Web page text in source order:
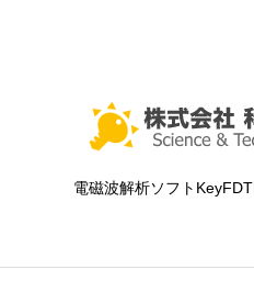
電磁波解析ソフト